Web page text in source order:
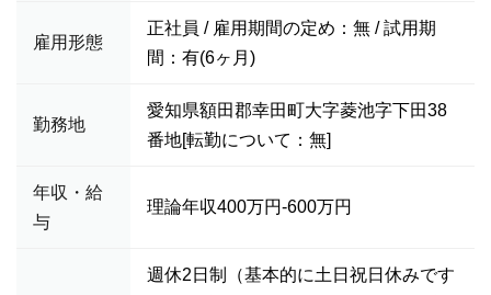
雇用形態
正社員 / 雇用期間の定め：無 / 試用期
間：有(6ヶ月)
勤務地
愛知県額田郡幸田町大字菱池字下田38
番地[転勤について：無]
年収・給
与
理論年収400万円-600万円
週休2日制（基本的に土日祝日休みです